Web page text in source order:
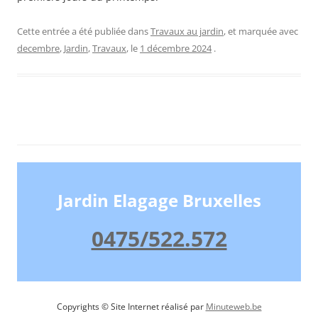
Cette entrée a été publiée dansTravaux au jardin, et marquée avec
decembre, Jardin,Travaux, le 1 décembre 2024 .
Jardin Elagage Bruxelles
0475/522.572
Copyrights © Site Internet réalisé par Minuteweb.be